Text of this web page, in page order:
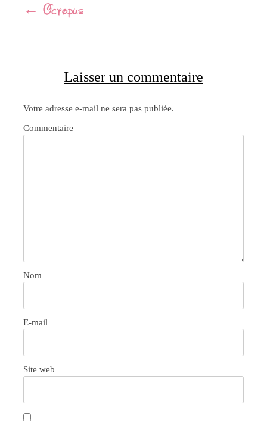
Navigation
← Octopus
Laisser un commentaire
Votre adresse e-mail ne sera pas publiée.
Commentaire
Nom
E-mail
Site web